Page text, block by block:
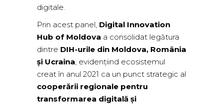
digitale.
Prin acest panel, Digital Innovation
Hub of Moldova a consolidat legătura
dintre DIH-urile din Moldova, România
și Ucraina, evidențiind ecosistemul
creat în anul 2021 ca un punct strategic al
cooperării regionale pentru
transformarea digitală și